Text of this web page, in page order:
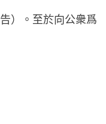
）。至於向公衆爲